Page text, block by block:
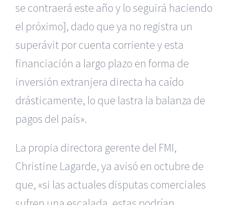
se contraerá este año y lo seguirá haciendo
el próximo], dado que ya no registra un
superávit por cuenta corriente y esta
financiación a largo plazo en forma de
inversión extranjera directa ha caído
drásticamente, lo que lastra la balanza de
pagos del país».
La propia directora gerente del FMI,
Christine Lagarde, ya avisó en octubre de
que, «si las actuales disputas comerciales